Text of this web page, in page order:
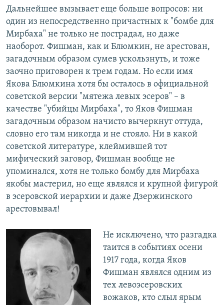
Дальнейшее вызывает еще больше вопросов: ни
один из непосредственно причастных к "бомбе для
Мирбаха" не только не пострадал, но даже
наоборот. Фишман, как и Блюмкин, не арестован,
загадочным образом сумев ускользнуть, и тоже
заочно приговорен к трем годам. Но если имя
Якова Блюмкина хотя бы осталось в официальной
советской версии "мятежа левых эсеров" – в
качестве "убийцы Мирбаха", то Яков Фишман
загадочным образом начисто вычеркнут оттуда,
словно его там никогда и не стояло. Ни в какой
советской литературе, клеймившей тот
мифический заговор, Фишман вообще не
упоминался, хотя не только бомбу для Мирбаха
якобы мастерил, но еще являлся и крупной фигурой
в эсеровской иерархии и даже Дзержинского
арестовывал!
Не исключено, что разгадка
таится в событиях осени
1917 года, когда Яков
Фишман являлся одним из
тех левоэсеровских
вожаков, кто слыл ярым